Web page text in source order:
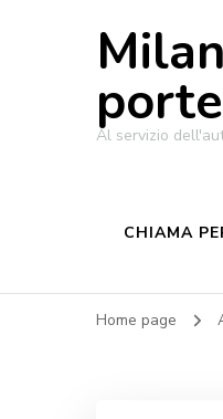
Al servizio
CHIAMA
Home page